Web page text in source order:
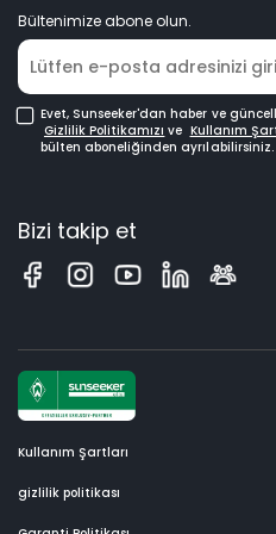
Nereden Satın Alınır
Bültenimize abone olun.
Evet, Sunseeker'dan haber ve
Gizlilik Politikamızı ve Kullanım
bülten aboneliğinden ayrılabilirsiniz.
Bizi takip et
Kullanım Şartları
gizlilik politikası